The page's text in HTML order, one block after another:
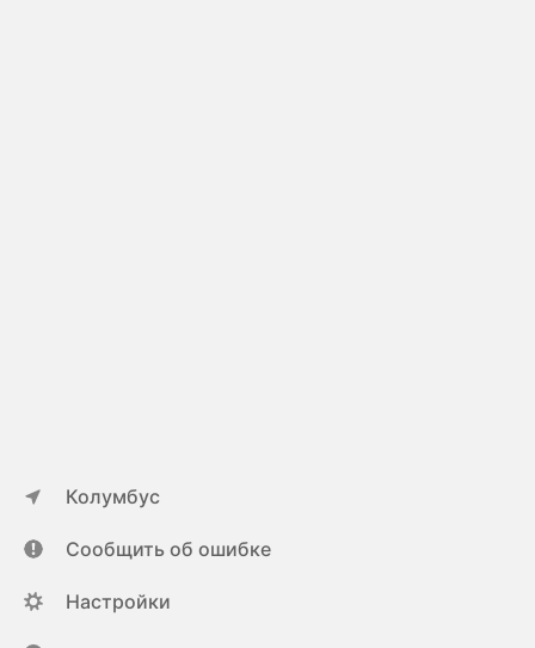
Колумбус
Сообщить об ошибке
Настройки